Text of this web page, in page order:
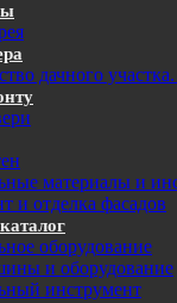
дачного
материалы и
и отделка фасадов
оборудование
и оборудование
инструмент